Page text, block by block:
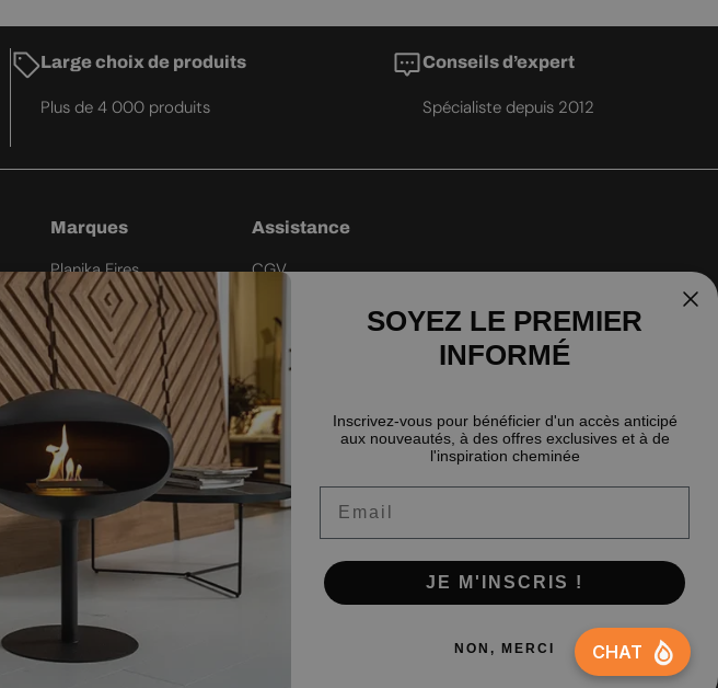
Large choix de produits
Plus de 4 000 produits
Conseils d’expert
Spécialiste depuis 2012
Marques
Planika Fires
Icon Fires
ScandiFlames
Safretti
Nordlys Denmark
Westbo of Sweden
Assistance
CGV
Garantie du meilleur prix
Politique de retour
Politique de confidentialité
Politique de livraison
FAQ
Facebook Pinterest
SOYEZ LE PREMIER
INFORMÉ
Inscrivez-vous pour bénéficier d'un accès anticipé
aux nouveautés, à des offres exclusives et à de
l'inspiration cheminée
JE M'INSCRIS !
NON, MERCI